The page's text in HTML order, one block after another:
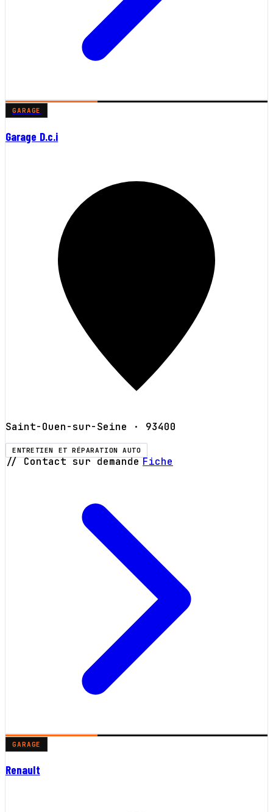
GARAGE
Garage D.c.i
Saint-Ouen-sur-Seine · 93400
ENTRETIEN ET RÉPARATION AUTO
// Contact sur demande Fiche
GARAGE
Renault